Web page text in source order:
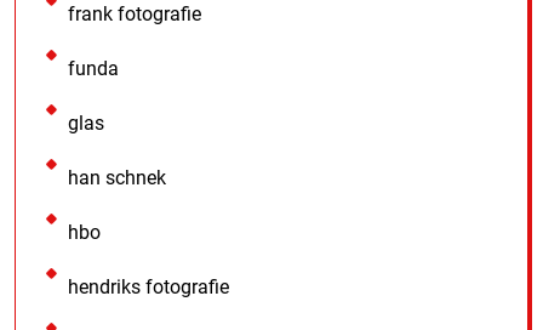
frank fotografie
funda
glas
han schnek
hbo
hendriks fotografie